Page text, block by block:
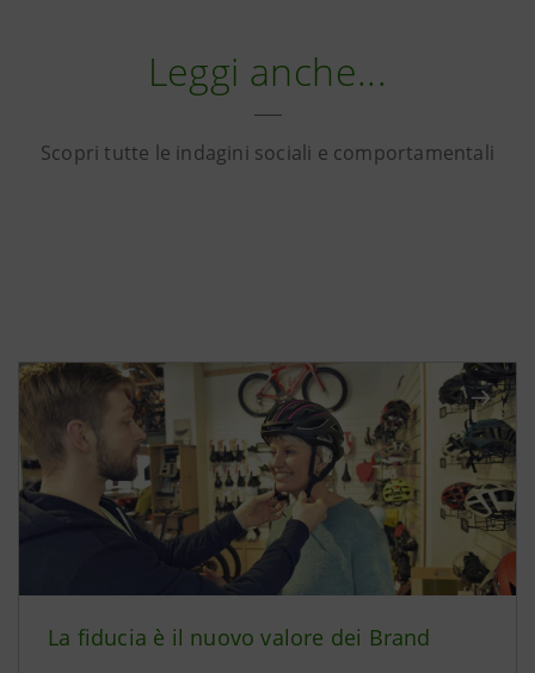
Leggi anche...
Scopri tutte le indagini sociali e comportamentali
La fiducia è il nuovo valore dei Brand